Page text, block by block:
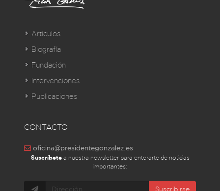
Artículos
Biografía
Fundación
Intervenciones
Publicaciones
CONTACTO
oficina@presidentegonzalez.es
Suscríbetea nuestra newsletter para enterarte de noticias
importantes:
Suscribirse